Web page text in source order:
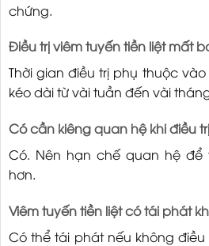
chứng.
Điều trị viêm tuyến tiền liệt mất
Thời gian điều trị phụ thuộc
kéo dài từ vài tuần đến vài
Có cần kiêng quan hệ khi điều
Có. Nên hạn chế quan hệ để
hơn.
Viêm tuyến tiền liệt có tái phát
Có thể tái phát nếu không